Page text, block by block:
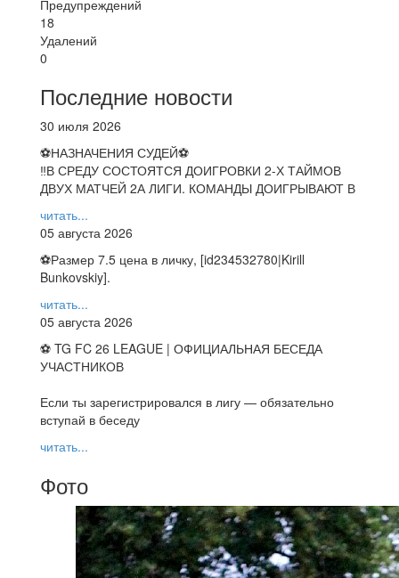
Предупреждений
18
Удалений
0
Последние новости
30 июля 2026
⚽НАЗНАЧЕНИЯ СУДЕЙ⚽
‼В СРЕДУ СОСТОЯТСЯ ДОИГРОВКИ 2-Х ТАЙМОВ
ДВУХ МАТЧЕЙ 2А ЛИГИ. КОМАНДЫ ДОИГРЫВАЮТ В
читать...
05 августа 2026
⚽️Размер 7.5 цена в личку, [id234532780|Kirill
Bunkovskiy].
читать...
05 августа 2026
⚽ TG FC 26 LEAGUE | ОФИЦИАЛЬНАЯ БЕСЕДА
УЧАСТНИКОВ
Если ты зарегистрировался в лигу — обязательно
вступай в беседу
читать...
Фото